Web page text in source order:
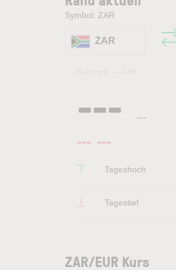
Symbol: ZAR
ZAR
--- ---
--- ---
Tageshoch
Tagestief
ZAR/EUR Kurs